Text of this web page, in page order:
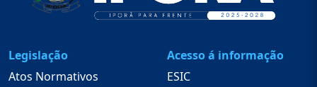
Legislação
Atos Normativos
Acesso á informação
ESIC